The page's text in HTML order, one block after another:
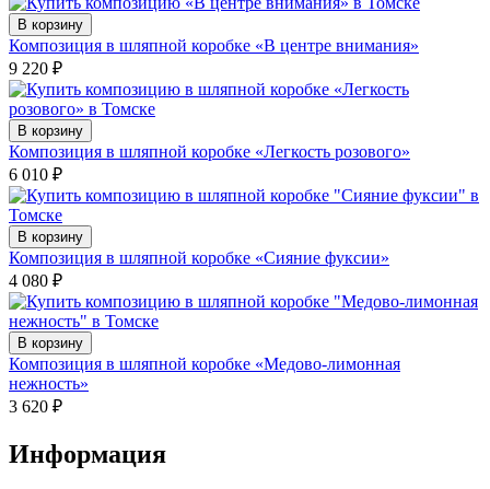
В корзину
Композиция в шляпной коробке «В центре внимания»
9 220 ₽
В корзину
Композиция в шляпной коробке «Легкость розового»
6 010 ₽
В корзину
Композиция в шляпной коробке «Сияние фуксии»
4 080 ₽
В корзину
Композиция в шляпной коробке «Медово-лимонная
нежность»
3 620 ₽
Информация